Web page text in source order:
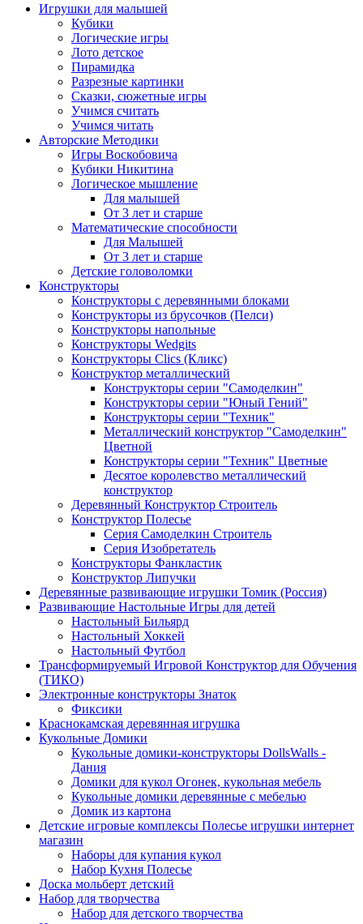
Игрушки для малышей
Кубики
Логические игры
Лото детское
Пирамидка
Разрезные картинки
Сказки, сюжетные игры
Учимся считать
Учимся читать
Авторские Методики
Игры Воскобовича
Кубики Никитина
Логическое мышление
Для малышей
От 3 лет и старше
Математические способности
Для Малышей
От 3 лет и старше
Детские головоломки
Конструкторы
Конструкторы с деревянными блоками
Конструкторы из брусочков (Пелси)
Конструкторы напольные
Конструкторы Wedgits
Конструкторы Clics (Кликс)
Конструктор металлический
Конструкторы серии "Самоделкин"
Конструкторы серии "Юный Гений"
Конструкторы серии "Техник"
Металлический конструктор "Самоделкин"
Цветной
Конструкторы серии "Техник" Цветные
Десятое королевство металлический
конструктор
Деревянный Конструктор Строитель
Конструктор Полесье
Серия Самоделкин Строитель
Серия Изобретатель
Конструкторы Фанкластик
Конструктор Липучки
Деревянные развивающие игрушки Томик (Россия)
Развивающие Настольные Игры для детей
Настольный Бильярд
Настольный Хоккей
Настольный Футбол
Трансформируемый Игровой Конструктор для Обучения
(ТИКО)
Электронные конструкторы Знаток
Фиксики
Краснокамская деревянная игрушка
Кукольные Домики
Кукольные домики-конструкторы DollsWalls -
Дания
Домики для кукол Огонек, кукольная мебель
Кукольные домики деревянные с мебелью
Домик из картона
Детские игровые комплексы Полесье игрушки интернет
магазин
Наборы для купания кукол
Набор Кухня Полесье
Доска мольберт детский
Набор для творчества
Набор для детского творчества